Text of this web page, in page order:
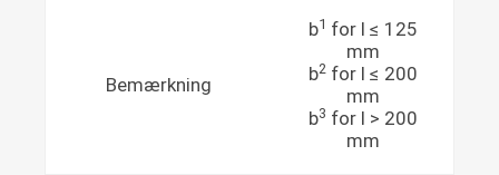
Bemærkning
b1 for l ≤ 125
mm
b2for l ≤ 200
mm
b3 for l > 200
mm